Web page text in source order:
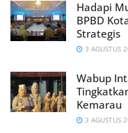
Hadapi
BPBD
Strategis
3 AGUSTUS
Wabup
Kemarau
3 AGUSTUS